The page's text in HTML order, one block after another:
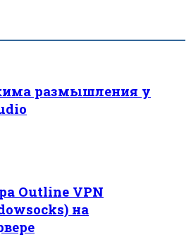
размышления у
Outline VPN
на